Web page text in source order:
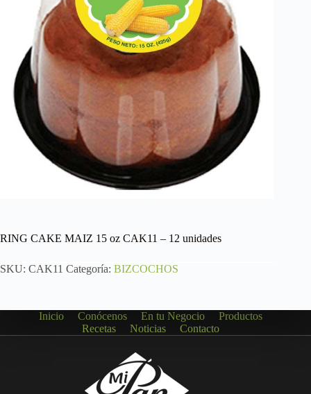
RING CAKE MAIZ 15 oz CAK11 – 12 unidades
SKU: CAK11 Categoría: BIZCOCHOS
Inicio Conócenos En tu Negocio
Productos
Recetas
Noticias Contacto